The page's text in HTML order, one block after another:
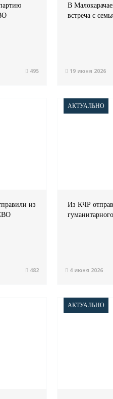
495
В
встреча с
19 июня 2026
из
482
АКТУАЛЬНО
Из КЧР
4 июня 2026
АКТУАЛЬНО